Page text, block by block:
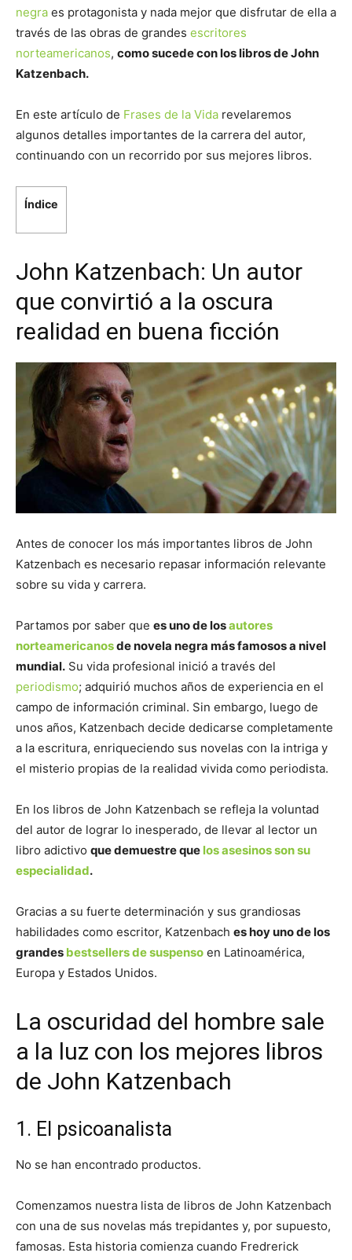
negra es protagonista y nada mejor que disfrutar de ella a
través de las obras de grandes escritores
norteamericanos, como sucede con los libros de John
Katzenbach.
En este artículo de Frases de la Vida revelaremos
algunos detalles importantes de la carrera del autor,
continuando con un recorrido por sus mejores libros.
Índice
John Katzenbach: Un autor
que convirtió a la oscura
realidad en buena ficción
Antes de conocer los más importantes libros de John
Katzenbach es necesario repasar información relevante
sobre su vida y carrera.
Partamos por saber que es uno de losautores
norteamericanosde novela negra más famosos a nivel
mundial. Su vida profesional inició a través del
periodismo; adquirió muchos años de experiencia en el
campo de información criminal. Sin embargo, luego de
unos años, Katzenbach decide dedicarse completamente
a la escritura, enriqueciendo sus novelas con la intriga y
el misterio propias de la realidad vivida como periodista.
En los libros de John Katzenbach se refleja la voluntad
del autor de lograr lo inesperado, de llevar al lector un
libro adictivo que demuestre que los asesinos son su
especialidad.
Gracias a su fuerte determinación y sus grandiosas
habilidades como escritor, Katzenbach es hoy uno de los
grandes bestsellers de suspenso en Latinoamérica,
Europa y Estados Unidos.
La oscuridad del hombre sale
a la luz con los mejores libros
de John Katzenbach
1. El psicoanalista
No se han encontrado productos.
Comenzamos nuestra lista de libros de John Katzenbach
con una de sus novelas más trepidantes y, por supuesto,
famosas. Esta historia comienza cuando Fredrerick